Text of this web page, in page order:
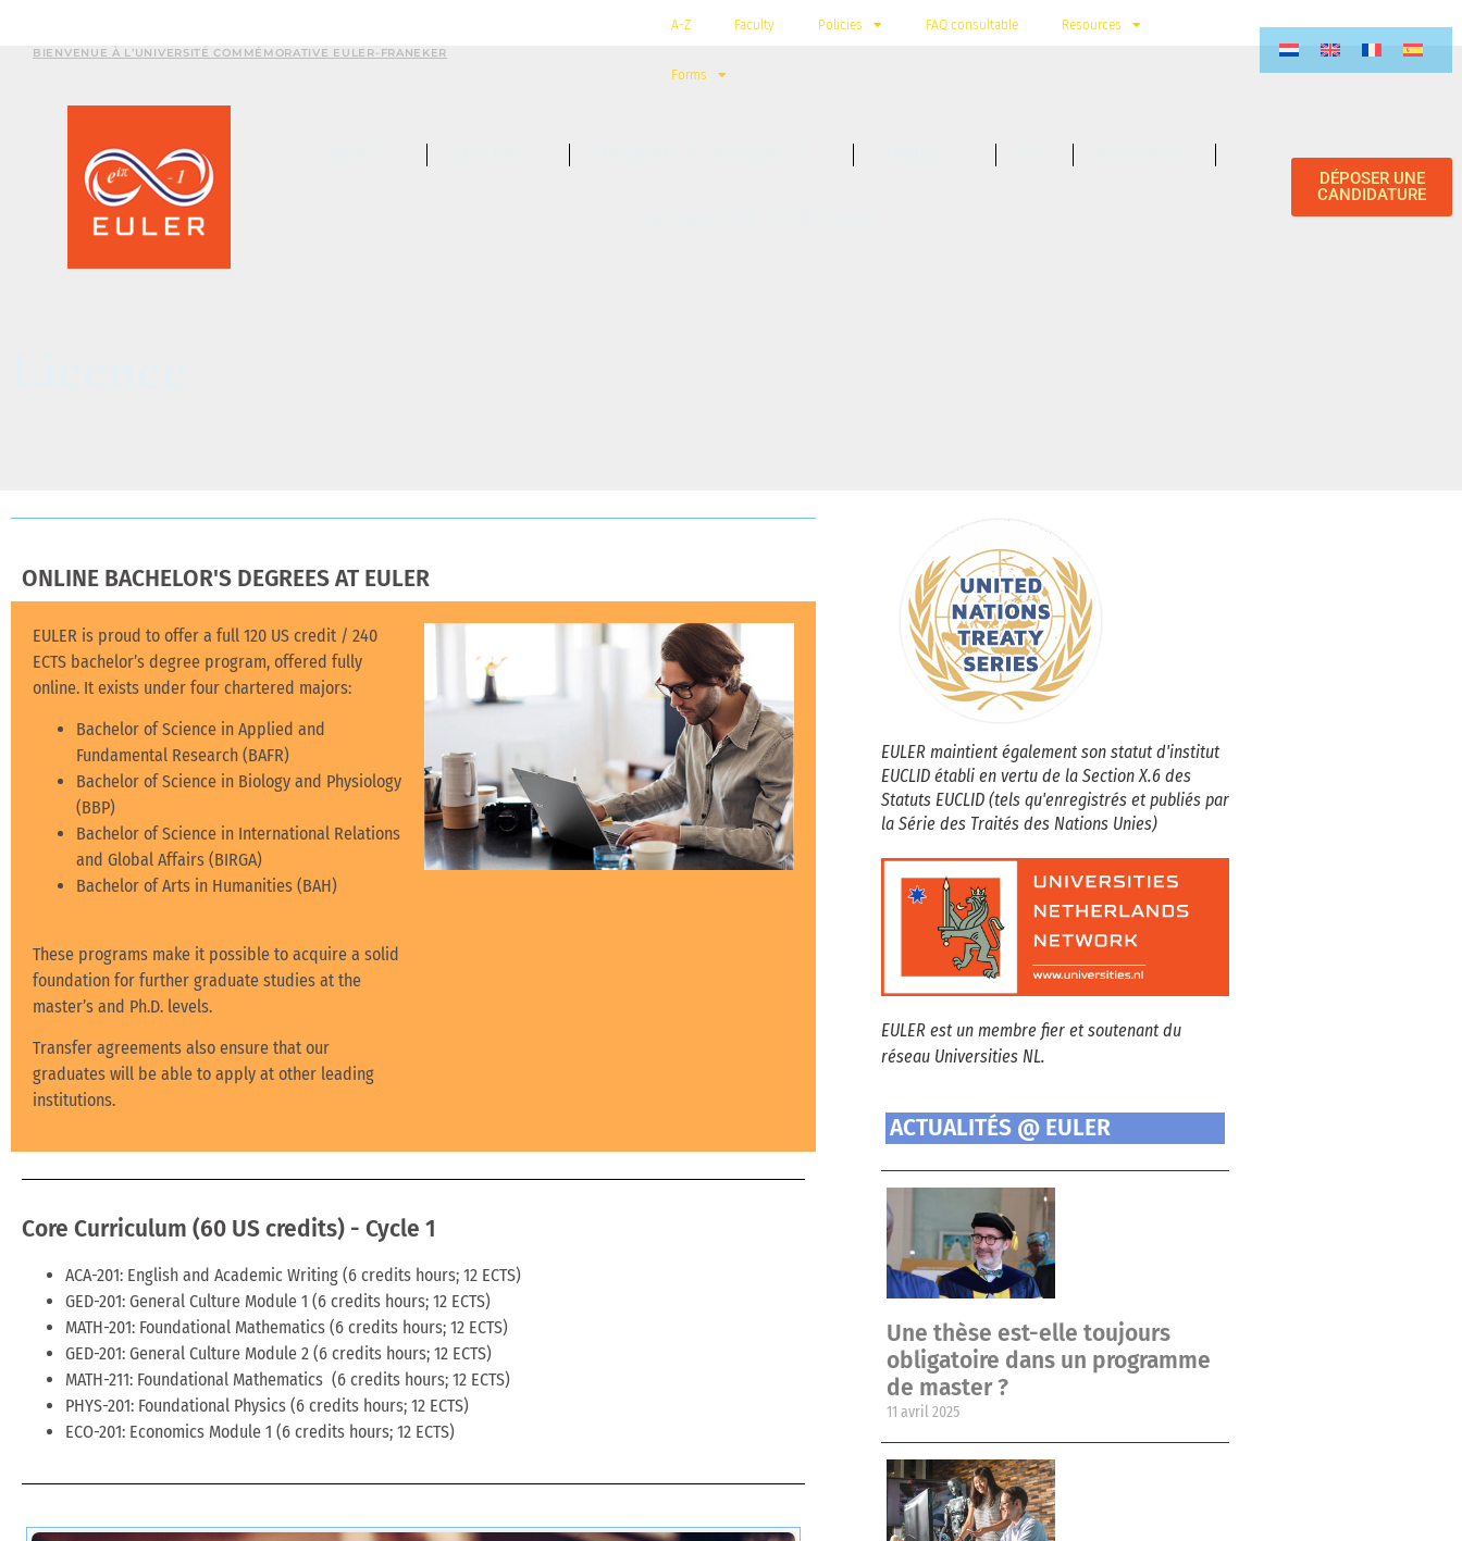
BIENVENUE À L’UNIVERSITÉ COMMÉMORATIVE EULER-FRANEKER
A-Z Faculty Policies FAQ consultable Resources
Forms
DÉPOSER UNE
CANDIDATURE
ONLINE BACHELOR'S DEGREES AT EULER
EULER is proud to offer a full 120 US credit / 240
ECTS bachelor’s degree program, offered fully
online. It exists under four chartered majors:
Bachelor of Science in Applied and
Fundamental Research (BAFR)
Bachelor of Science in Biology and Physiology
(BBP)
Bachelor of Science in International Relations
and Global Affairs (BIRGA)
Bachelor of Arts in Humanities (BAH)
These programs make it possible to acquire a solid
foundation for further graduate studies at the
master’s and Ph.D. levels.
Transfer agreements also ensure that our
graduates will be able to apply at other leading
institutions.
Core Curriculum (60 US credits) - Cycle 1
ACA-201: English and Academic Writing (6 credits hours; 12 ECTS)
GED-201: General Culture Module 1 (6 credits hours; 12 ECTS)
MATH-201: Foundational Mathematics (6 credits hours; 12 ECTS)
GED-201: General Culture Module 2 (6 credits hours; 12 ECTS)
MATH-211: Foundational Mathematics (6 credits hours; 12 ECTS)
PHYS-201: Foundational Physics (6 credits hours; 12 ECTS)
ECO-201: Economics Module 1 (6 credits hours; 12 ECTS)
EULER maintient également son statut d'institut
EUCLID établi en vertu de la Section X.6 des
Statuts EUCLID (tels qu'enregistrés et publiés par
la Série des Traités des Nations Unies)
EULER est un membre fier et soutenant du
réseau Universities NL.
ACTUALITÉS @ EULER
Une thèse est-elle toujours
obligatoire dans un programme
de master ?
11 avril 2025